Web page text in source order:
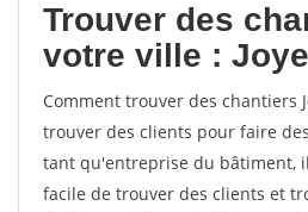
Trouver des
votre ville :
Comment trouver des chantiers
trouver des clients pour faire
tant qu'entreprise du bâtiment,
facile de trouver des clients et